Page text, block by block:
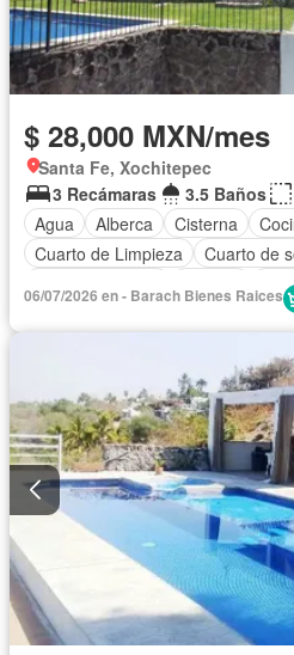
$ 28,000 MXN/mes
Santa Fe, Xochitepec
3 Recámaras
3.5 Baños
Agua
Alberca Cisterna
Cuarto de Limpieza
Cuarto de
Vista
Completamente
06/07/2026 en - Barach Bienes Raices